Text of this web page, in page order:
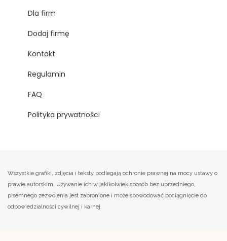
Dla firm
Dodaj firmę
Kontakt
Regulamin
FAQ
Polityka prywatności
Wszystkie grafiki, zdjęcia i teksty podlegają ochronie prawnej na mocy ustawy o
prawie autorskim. Używanie ich w jakikolwiek sposób bez uprzedniego,
pisemnego zezwolenia jest zabronione i może spowodować pociągnięcie do
odpowiedzialności cywilnej i karnej.